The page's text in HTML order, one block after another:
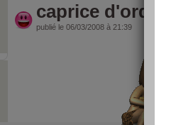
caprice d'ordi
publié le 06/03/2008 à 21:39